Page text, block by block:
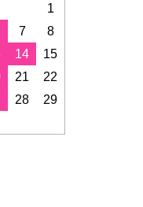
1
7
8
14
15
21
22
28
29